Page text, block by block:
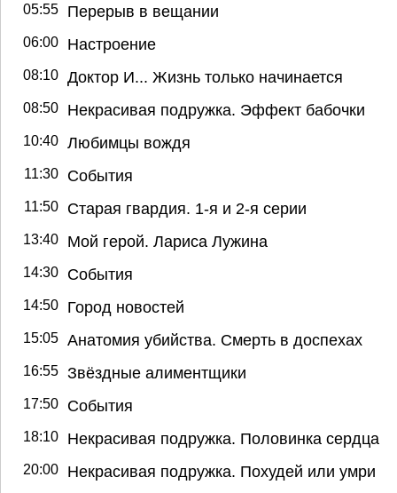
05:55 Перерыв в вещании
06:00 Настроение
08:10 Доктор И... Жизнь только начинается
08:50 Некрасивая подружка. Эффект бабочки
10:40 Любимцы вождя
11:30 События
11:50 Старая гвардия. 1-я и 2-я серии
13:40 Мой герой. Лариса Лужина
14:30 События
14:50 Город новостей
15:05 Анатомия убийства. Смерть в доспехах
16:55 Звёздные алиментщики
17:50 События
18:10 Некрасивая подружка. Половинка сердца
20:00 Некрасивая подружка. Похудей или умри